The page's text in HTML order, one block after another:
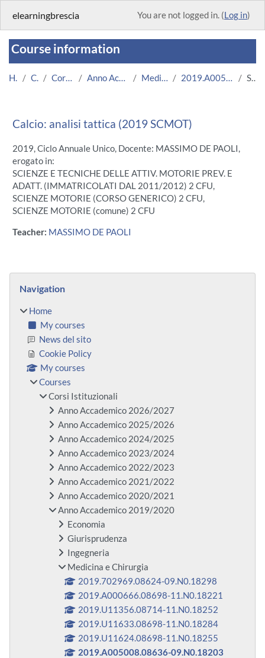
elearningbrescia You are not logged in. (Log in)
Course information
Home Courses Corsi Istituzionali Anno Accademico 2019/2020 Medicina e Chirurgia 2019.A005008.08636-09.N0.18203 Summary
Calcio: analisi tattica (2019 SCMOT)
2019, Ciclo Annuale Unico, Docente: MASSIMO DE PAOLI,
erogato in:
SCIENZE E TECNICHE DELLE ATTIV. MOTORIE PREV. E
ADATT. (IMMATRICOLATI DAL 2011/2012) 2 CFU,
SCIENZE MOTORIE (CORSO GENERICO) 2 CFU,
SCIENZE MOTORIE (comune) 2 CFU
Teacher: MASSIMO DE PAOLI
Blocks
Navigation
Home
My courses
News del sito
Cookie Policy
My courses
Courses
Corsi Istituzionali
Anno Accademico 2026/2027
Anno Accademico 2025/2026
Anno Accademico 2024/2025
Anno Accademico 2023/2024
Anno Accademico 2022/2023
Anno Accademico 2021/2022
Anno Accademico 2020/2021
Anno Accademico 2019/2020
Economia
Giurisprudenza
Ingegneria
Medicina e Chirurgia
2019.702969.08624-09.N0.18298
2019.A000666.08698-11.N0.18221
2019.U11356.08714-11.N0.18252
2019.U11633.08698-11.N0.18284
2019.U11624.08698-11.N0.18255
2019.A005008.08636-09.N0.18203